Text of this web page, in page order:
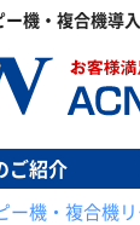
機・複合機導
ご紹介
ー機・複合機